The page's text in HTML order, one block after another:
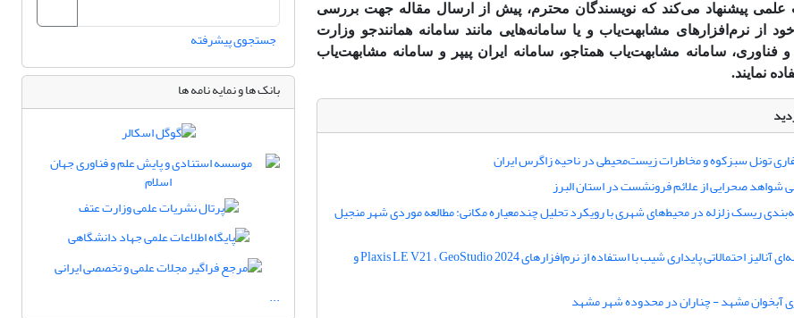
پیشنهاد می‌کند که نویسندگان محترم، پیش از ارسال مقاله جهت بررسی
از نرم‌افزارهای مشابهت‌­یاب و یا سامانه‌هایی مانند سامانه همانند‌جو وزارت
فناوری، سامانه مشابهت‌یاب همتاجو، سامانه ایران پیپر و سامانه مشابهت‌یاب
نمایند.
تونل سبزکوه و مخاطرات زیست‌محیطی در ناحیه زاگرس ایران
شواهد صحرایی از علائم فرونشست در استان البرز
ریسک زلزله در محیط‌های شهری با رویکرد تحلیل چندمعیاره مکانی: مطالعه موردی شهر منجیل
تحلیل مقایسه‌ای آنالیز احتمالاتی پایداری شیب با استفاده از نرم‌افزارهای Plaxis LE V21 ، GeoStudio 2024 و
آبخوان مشهد - چناران در محدوده شهر مشهد
جستجوی پیشرفته
بانک ها و نمایه نامه ها
...